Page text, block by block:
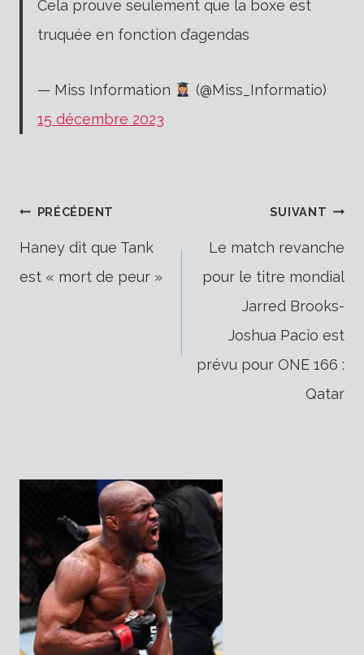
Cela prouve seulement que la boxe est
truquée en fonction d’agendas
— Miss Information
(@Miss_Informatio)
15 décembre 2023
Navigation
PRÉCÉDENT
Haney dit que Tank
est « mort de peur »
SUIVANT
Le match revanche
pour le titre mondial
Jarred Brooks-
Joshua Pacio est
prévu pour ONE 166 :
Qatar